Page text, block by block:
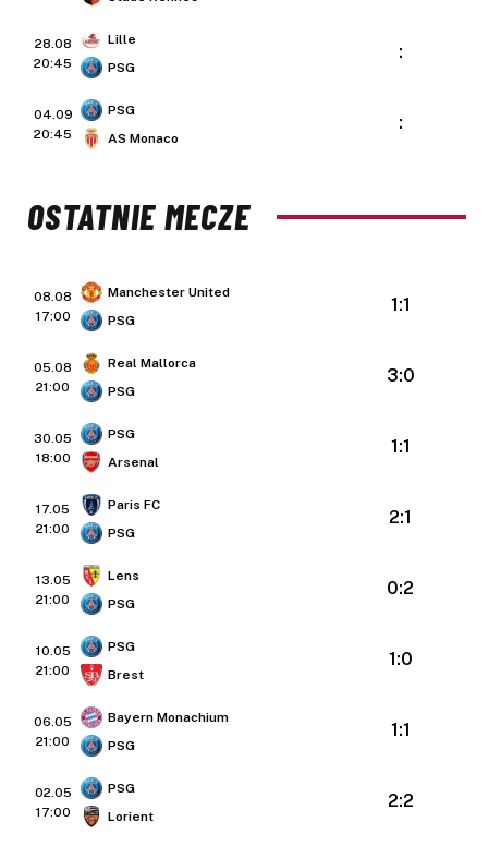
28.08
20:45
Lille
PSG
:
04.09
20:45
PSG
AS Monaco
:
OSTATNIE MECZE
08.08
17:00
Manchester United
PSG
1:1
05.08
21:00
Real Mallorca
PSG
3:0
30.05
18:00
PSG
Arsenal
1:1
17.05
21:00
Paris FC
PSG
2:1
13.05
21:00
Lens
PSG
0:2
10.05
21:00
PSG
Brest
1:0
06.05
21:00
Bayern Monachium
PSG
1:1
02.05
17:00
PSG
Lorient
2:2